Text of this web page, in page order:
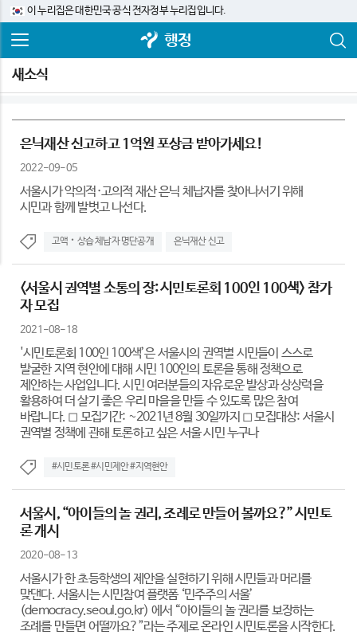
이 누리집은 대한민국 공식 전자정부 누리집입니다.
행정
새소식
은닉재산 신고하고 1억원 포상금 받아가세요!
2022-09-05
서울시가 악의적·고의적 재산 은닉 체납자를 찾아나서기 위해
시민과 함께 발벗고 나선다.
고액‧상습 체납자 명단공개 은닉재산 신고
<서울시 권역별 소통의 장: 시민토론회 100인 100색> 참가
자 모집
2021-08-18
'시민토론회 100인 100색’은 서울시의 권역별 시민들이 스스로
발굴한 지역 현안에 대해 시민 100인의 토론을 통해 정책으로
제안하는 사업입니다. 시민 여러분들의 자유로운 발상과 상상력을
활용하여 더 살기 좋은 우리 마을을 만들 수 있도록 많은 참여
바랍니다. ◻ 모집기간: ~2021년 8월 30일까지 ◻ 모집대상: 서울시
권역별 정책에 관해 토론하고 싶은 서울 시민 누구나
#시민토론 #시민제안 #지역현안
서울시, “아이들의 놀 권리, 조례로 만들어 볼까요?” 시민토
론 개시
2020-08-13
서울시가 한 초등학생의 제안을 실현하기 위해 시민들과 머리를
맞댄다. 서울시는 시민참여 플랫폼 ‘민주주의 서울’
(democracy.seoul.go.kr) 에서 “아이들의 놀 권리를 보장하는
조례를 만들면 어떨까요?”라는 주제로 온라인 시민토론을 시작한다.